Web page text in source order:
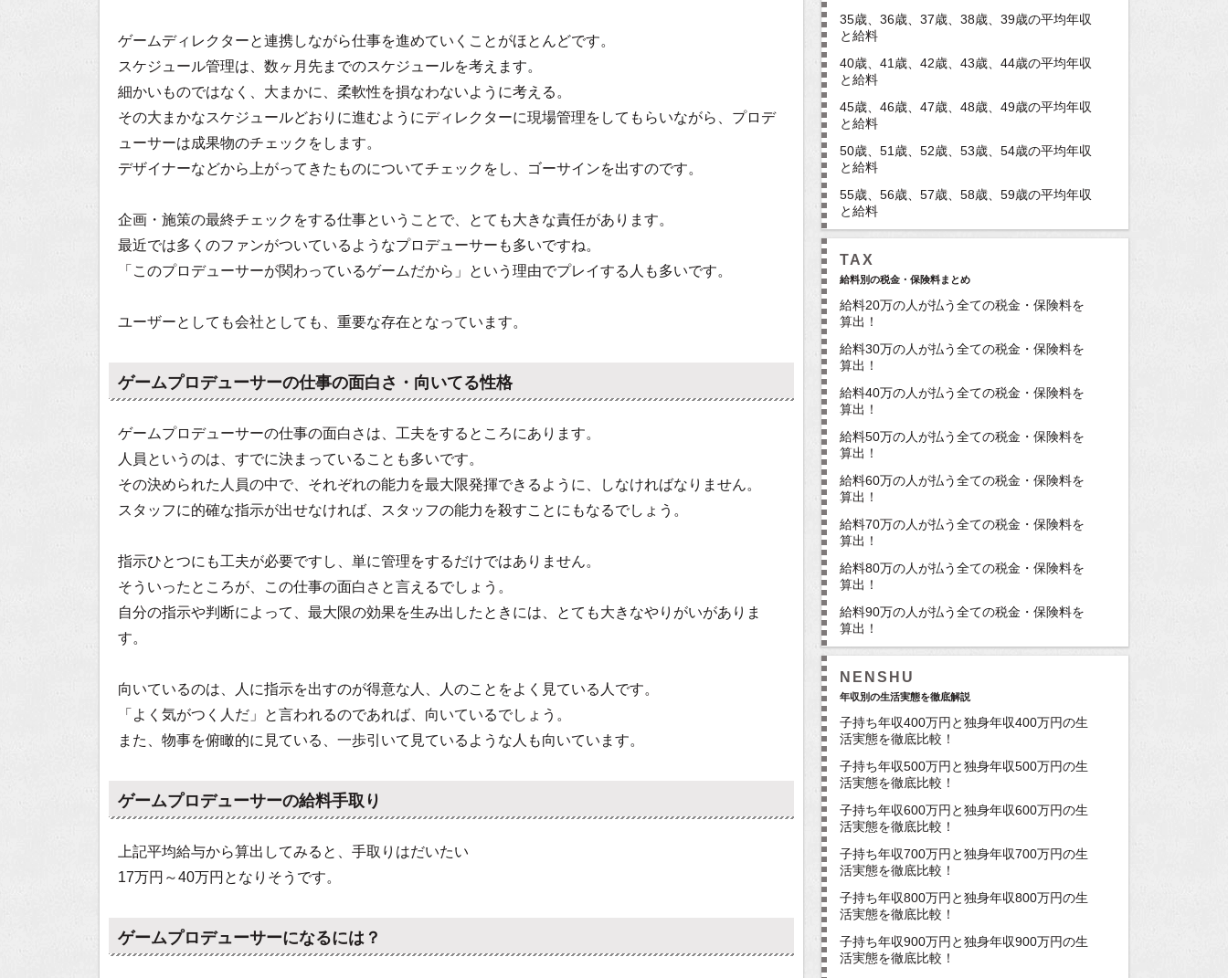
ゲームディレクターと連携しながら仕事を進めていくことがほとんどです。
スケジュール管理は、数ヶ月先までのスケジュールを考えます。
細かいものではなく、大まかに、柔軟性を損なわないように考える。
その大まかなスケジュールどおりに進むようにディレクターに現場管理をしてもらいながら、プロデ
ューサーは成果物のチェックをします。
デザイナーなどから上がってきたものについてチェックをし、ゴーサインを出すのです。
企画・施策の最終チェックをする仕事ということで、とても大きな責任があります。
最近では多くのファンがついているようなプロデューサーも多いですね。
「このプロデューサーが関わっているゲームだから」という理由でプレイする人も多いです。
ユーザーとしても会社としても、重要な存在となっています。
ゲームプロデューサーの仕事の面白さ・向いてる性格
ゲームプロデューサーの仕事の面白さは、工夫をするところにあります。
人員というのは、すでに決まっていることも多いです。
その決められた人員の中で、それぞれの能力を最大限発揮できるように、しなければなりません。
スタッフに的確な指示が出せなければ、スタッフの能力を殺すことにもなるでしょう。
指示ひとつにも工夫が必要ですし、単に管理をするだけではありません。
そういったところが、この仕事の面白さと言えるでしょう。
自分の指示や判断によって、最大限の効果を生み出したときには、とても大きなやりがいがありま
す。
向いているのは、人に指示を出すのが得意な人、人のことをよく見ている人です。
「よく気がつく人だ」と言われるのであれば、向いているでしょう。
また、物事を俯瞰的に見ている、一歩引いて見ているような人も向いています。
ゲームプロデューサーの給料手取り
上記平均給与から算出してみると、手取りはだいたい
17万円～40万円となりそうです。
ゲームプロデューサーになるには？
35歳、36歳、37歳、38歳、39歳の平均年収
と給料
40歳、41歳、42歳、43歳、44歳の平均年収
と給料
45歳、46歳、47歳、48歳、49歳の平均年収
と給料
50歳、51歳、52歳、53歳、54歳の平均年収
と給料
55歳、56歳、57歳、58歳、59歳の平均年収
と給料
TAX
給料別の税金・保険料まとめ
給料20万の人が払う全ての税金・保険料を
算出！
給料30万の人が払う全ての税金・保険料を
算出！
給料40万の人が払う全ての税金・保険料を
算出！
給料50万の人が払う全ての税金・保険料を
算出！
給料60万の人が払う全ての税金・保険料を
算出！
給料70万の人が払う全ての税金・保険料を
算出！
給料80万の人が払う全ての税金・保険料を
算出！
給料90万の人が払う全ての税金・保険料を
算出！
NENSHU
年収別の生活実態を徹底解説
子持ち年収400万円と独身年収400万円の生
活実態を徹底比較！
子持ち年収500万円と独身年収500万円の生
活実態を徹底比較！
子持ち年収600万円と独身年収600万円の生
活実態を徹底比較！
子持ち年収700万円と独身年収700万円の生
活実態を徹底比較！
子持ち年収800万円と独身年収800万円の生
活実態を徹底比較！
子持ち年収900万円と独身年収900万円の生
活実態を徹底比較！